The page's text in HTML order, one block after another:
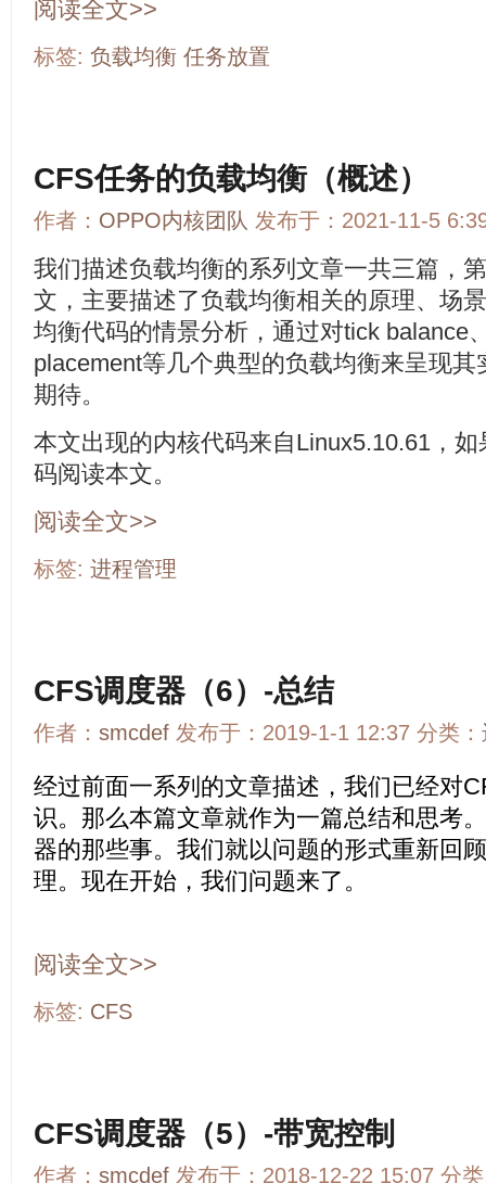
阅读全文>>
标签: 负载均衡 任务放置
CFS任务的负载均衡（概述）
作者： OPPO内核团队 发布于：2021-11-5
我们描述负载均衡的系列文章一共三篇，
文，主要描述了负载均衡相关的原理、场
均衡代码的情景分析，通过对tick balance
placement等几个典型的负载均衡来呈现
期待。
本文出现的内核代码来自Linux5.10.61，
码阅读本文。
阅读全文>>
标签: 进程管理
CFS调度器（6）-总结
作者： smcdef 发布于：2019-1-1 12:37 分类：
经过前面一系列的文章描述，我们已经对
识。那么本篇文章就作为一篇总结和思考
器的那些事。我们就以问题的形式重新回
理。现在开始，我们问题来了。
阅读全文>>
标签: CFS
CFS调度器（5）-带宽控制
作者： smcdef 发布于：2018-12-22 15:07 分